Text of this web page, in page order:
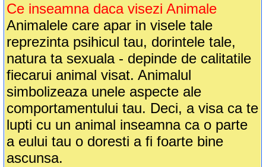
Ce inseamna daca visezi Animale
Animalele care apar in visele tale
reprezinta psihicul tau, dorintele tale,
natura ta sexuala - depinde de calitatile
fiecarui animal visat. Animalul
simbolizeaza unele aspecte ale
comportamentului tau. Deci, a visa ca te
lupti cu un animal inseamna ca o parte
a eului tau o doresti a fi foarte bine
ascunsa.